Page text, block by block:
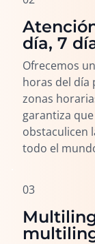
día, 7
Ofrecemos
horas del día
zonas
garantiza
obstaculicen
todo el
03